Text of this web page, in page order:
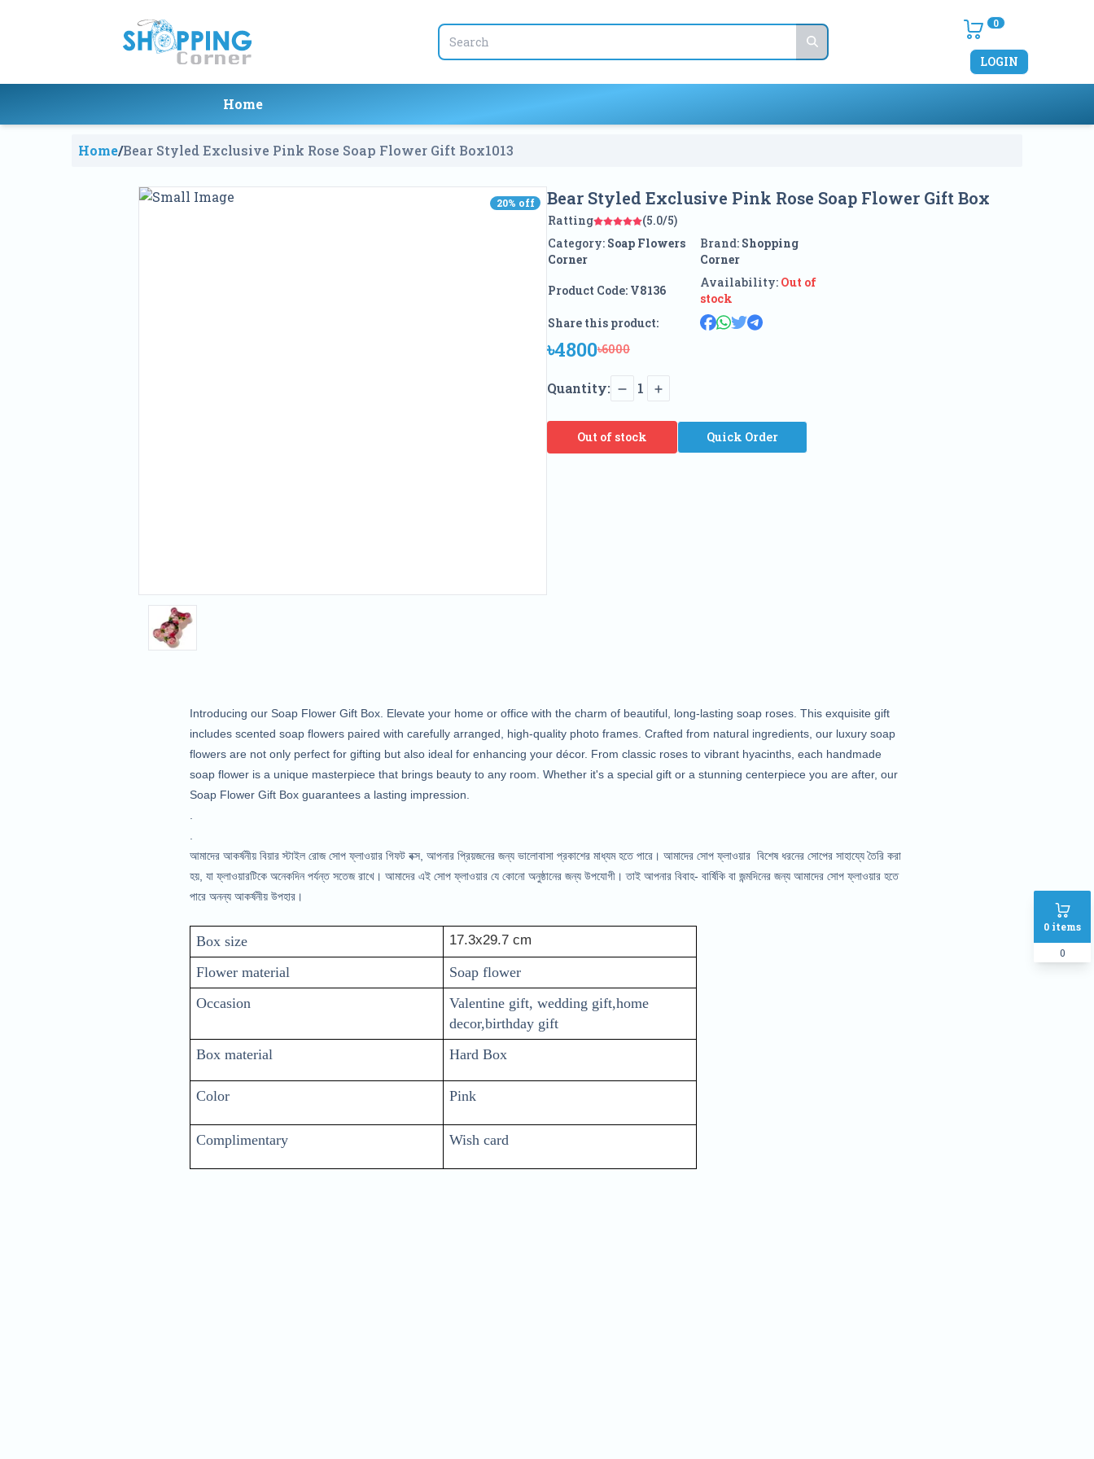
0
LOGIN
Home
0 items
0
Home/Bear Styled Exclusive Pink Rose Soap Flower Gift Box1013
20% off
20% off Bear Styled Exclusive Pink Rose Soap Flower Gift Box
Ratting
(5.0/5)
Category: Soap Flowers
Corner
Brand: Shopping
Corner
Product Code: V8136
Availability: Out of
stock
Share this product:
৳4800৳6000
Quantity: 1
Out of stock Quick Order
Introducing our Soap Flower Gift Box. Elevate your home or office with the charm of beautiful, long-lasting soap roses. This exquisite gift
includes scented soap flowers paired with carefully arranged, high-quality photo frames. Crafted from natural ingredients, our luxury soap
flowers are not only perfect for gifting but also ideal for enhancing your décor. From classic roses to vibrant hyacinths, each handmade
soap flower is a unique masterpiece that brings beauty to any room. Whether it's a special gift or a stunning centerpiece you are after, our
Soap Flower Gift Box guarantees a lasting impression.
আমাদের আকর্ষনীয় বিয়ার স্টাইল রোজ সোপ ফ্লাওয়ার গিফট বক্স, আপনার প্রিয়জনের জন্য ভালোবাসা প্রকাশের মাধ্যম হতে পারে। আমাদের সোপ ফ্লাওয়ার বিশেষ ধরনের সোপের সাহায্যে তৈরি করা
হয়, যা ফ্লাওয়ারটিকে অনেকদিন পর্যন্ত সতেজ রাখে। আমাদের এই সোপ ফ্লাওয়ার যে কোনো অনুষ্ঠানের জন্য উপযোগী। তাই আপনার বিবাহ- বার্ষিকি বা জন্মদিনের জন্য আমাদের সোপ ফ্লাওয়ার হতে
পারে অনন্য আকর্ষনীয় উপহার।
Box size
17.3x29.7 cm
Flower material
Soap flower
Occasion
Valentine gift, wedding gift,home
decor,birthday gift
Box material
Hard Box
Color Pink
Complimentary Wish card